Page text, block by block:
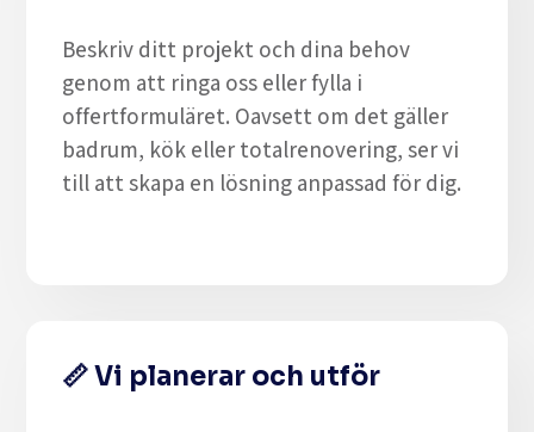
Beskriv ditt projekt och dina behov
genom att ringa oss eller fylla i
offertformuläret. Oavsett om det gäller
badrum, kök eller totalrenovering, ser vi
till att skapa en lösning anpassad för dig.
📏Vi planerar och utför